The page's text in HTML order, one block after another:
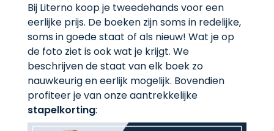
Bij Literno koop je tweedehands voor een
eerlijke prijs. De boeken zijn soms in redelijke,
soms in goede staat of als nieuw! Wat je op
de foto ziet is ook wat je krijgt. We
beschrijven de staat van elk boek zo
nauwkeurig en eerlijk mogelijk. Bovendien
profiteer je van onze aantrekkelijke
stapelkorting: